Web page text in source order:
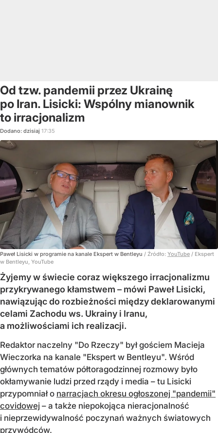
Od tzw. pandemii przez Ukrainę
po Iran. Lisicki: Wspólny mianownik
to irracjonalizm
Dodano: dzisiaj 17:35
Paweł Lisicki w programie na kanale Ekspert w Bentleyu / Źródło: YouTube / Ekspert
w Bentleyu, YouTube
Żyjemy w świecie coraz większego irracjonalizmu
przykrywanego kłamstwem – mówi Paweł Lisicki,
nawiązując do rozbieżności między deklarowanymi
celami Zachodu ws. Ukrainy i Iranu,
a możliwościami ich realizacji.
Redaktor naczelny "Do Rzeczy" był gościem Macieja
Wieczorka na kanale "Ekspert w Bentleyu". Wśród
głównych tematów półtoragodzinnej rozmowy było
okłamywanie ludzi przed rządy i media – tu Lisicki
przypomniał o narracjach okresu ogłoszonej "pandemii"
covidowej – a także niepokojąca nieracjonalność
i nieprzewidywalność poczynań ważnych światowych
przywódców.